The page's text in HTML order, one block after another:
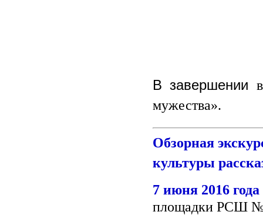
В завершении
мужества».
Обзорная
культуры
7 июня 2016 года
площадки РСШ